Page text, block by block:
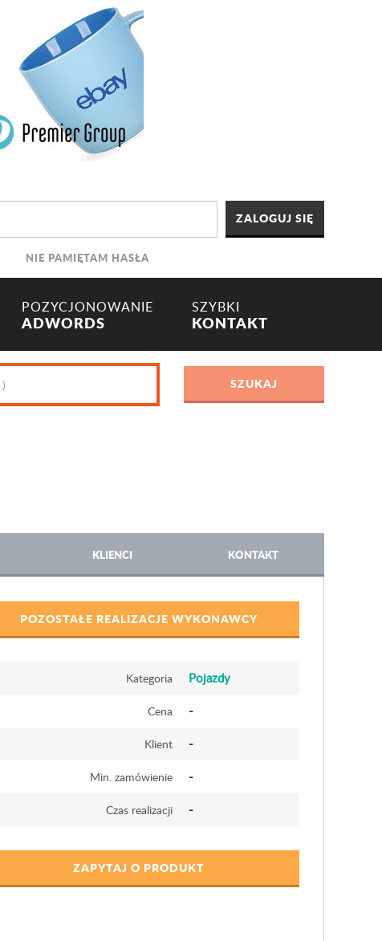
NIE PAMIĘTAM HASŁA
POZYCJONOWANIE
ADWORDS
SZYBKI
KONTAKT
KLIENCI KONTAKT
POZOSTAŁE REALIZACJE WYKONAWCY
Kategoria Pojazdy
Cena -
Klient -
Min. zamówienie -
Czas realizacji -
ZAPYTAJ O PRODUKT